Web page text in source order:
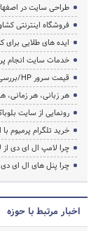
طراحی سایت در
فروشگاه اینترنتی
ایده های طلایی برای
خدمات سایت انجام
قیمت سرور HP/بررسی و خرید سرور اچ پی
هر زبانی، هر زمانی،
رونمایی از سایت
خرید تلگرام پرمیوم
چرا لامپ ال ای دی
چرا پنل های ال ای
اخبار مرتبط با حوزه